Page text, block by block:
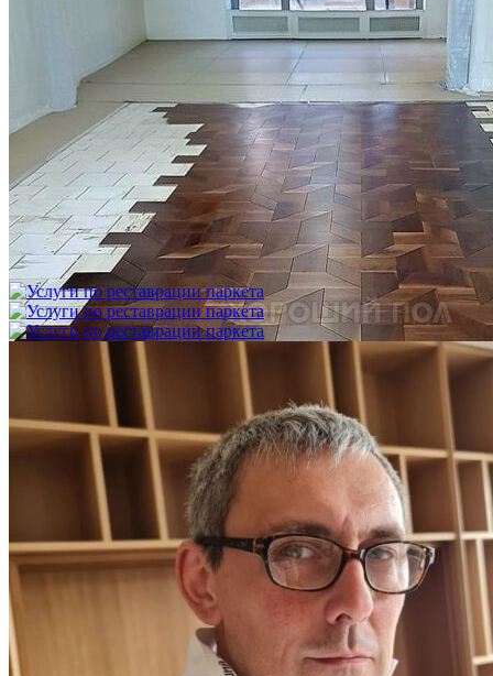
Укладка модульного паркета с финишным покрытием на
фанеру
3 600 ₽
Услуги по реставрации паркета
1 500 ₽
Блог